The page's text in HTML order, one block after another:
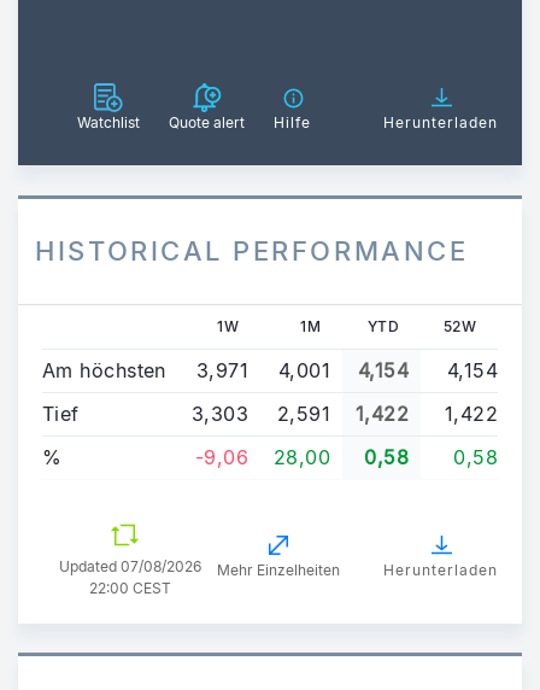
Watchlist Quote alert Hilfe Herunterladen
HISTORICAL PERFORMANCE
1W 1M YTD 52W
Am höchsten 3,971 4,001 4,154
4,154
Tief
3,303 2,591 1,422
1,422
%
-9,06 28,00 0,58 0,58
Updated 07/08/2026
22:00 CEST
Mehr Einzelheiten Herunterladen